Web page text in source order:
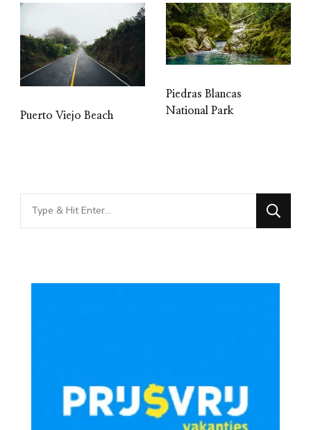
Puerto Viejo Beach
Piedras Blancas
National Park
Looking
for